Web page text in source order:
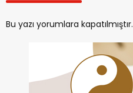
Bu yazı yorumlara kapatılmıştır.